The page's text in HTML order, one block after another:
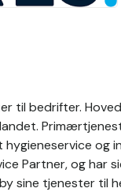
til bedrifter.
og
Partner, og har
sine tjenester til